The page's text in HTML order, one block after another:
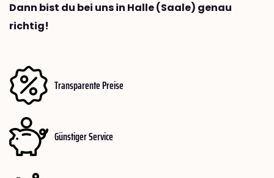
Dann bist du bei uns in Halle (Saale) genau
richtig!
Transparente Preise
Günstiger Service